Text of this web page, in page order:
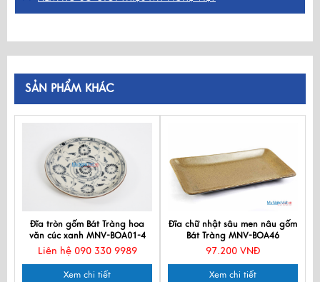
SẢN PHẨM KHÁC
Đĩa tròn gốm Bát Tràng hoa
văn cúc xanh MNV-BOA01-4
Liên hệ 090 330 9989
Xem chi tiết
Đĩa chữ nhật sâu men nâu gốm
Bát Tràng MNV-BOA46
97.200 VNĐ
Xem chi tiết